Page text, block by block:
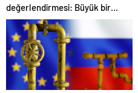
değerlendirmesi: Büyük bir
duyuru yapacağız